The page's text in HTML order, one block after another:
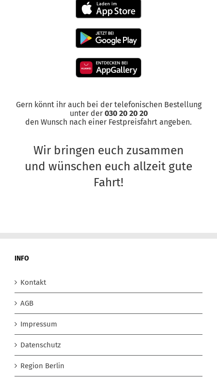
Gern könnt ihr auch bei der telefonischen Bestellung
unter der 030 20 20 20
den Wunsch nach einer Festpreisfahrt angeben.
Wir bringen euch zusammen
und wünschen euch allzeit gute
Fahrt!
INFO
Kontakt
AGB
Impressum
Datenschutz
Region Berlin